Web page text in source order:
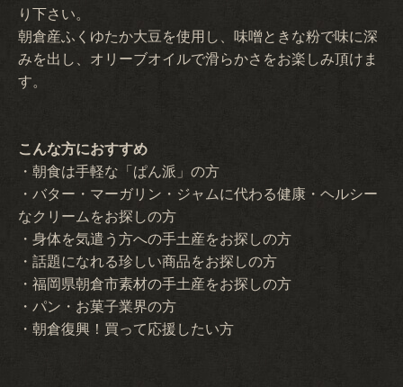
り下さい。
朝倉産ふくゆたか大豆を使用し、味噌ときな粉で味に深
みを出し、オリーブオイルで滑らかさをお楽しみ頂けま
す。
こんな方におすすめ
・朝食は手軽な「ぱん派」の方
・バター・マーガリン・ジャムに代わる健康・ヘルシー
なクリームをお探しの方
・身体を気遣う方への手土産をお探しの方
・話題になれる珍しい商品をお探しの方
・福岡県朝倉市素材の手土産をお探しの方
・パン・お菓子業界の方
・朝倉復興！買って応援したい方